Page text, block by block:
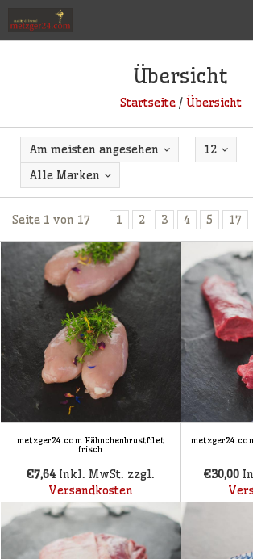
Übersicht
Startseite/ Übersicht
Am meisten angesehen
12
Alle Marken
Seite 1 von 17 1 2 3 4 5 17
metzger24.com Hähnchenbrustfilet
frisch
€7,64 Inkl. MwSt. zzgl.
Versandkosten
€30,00